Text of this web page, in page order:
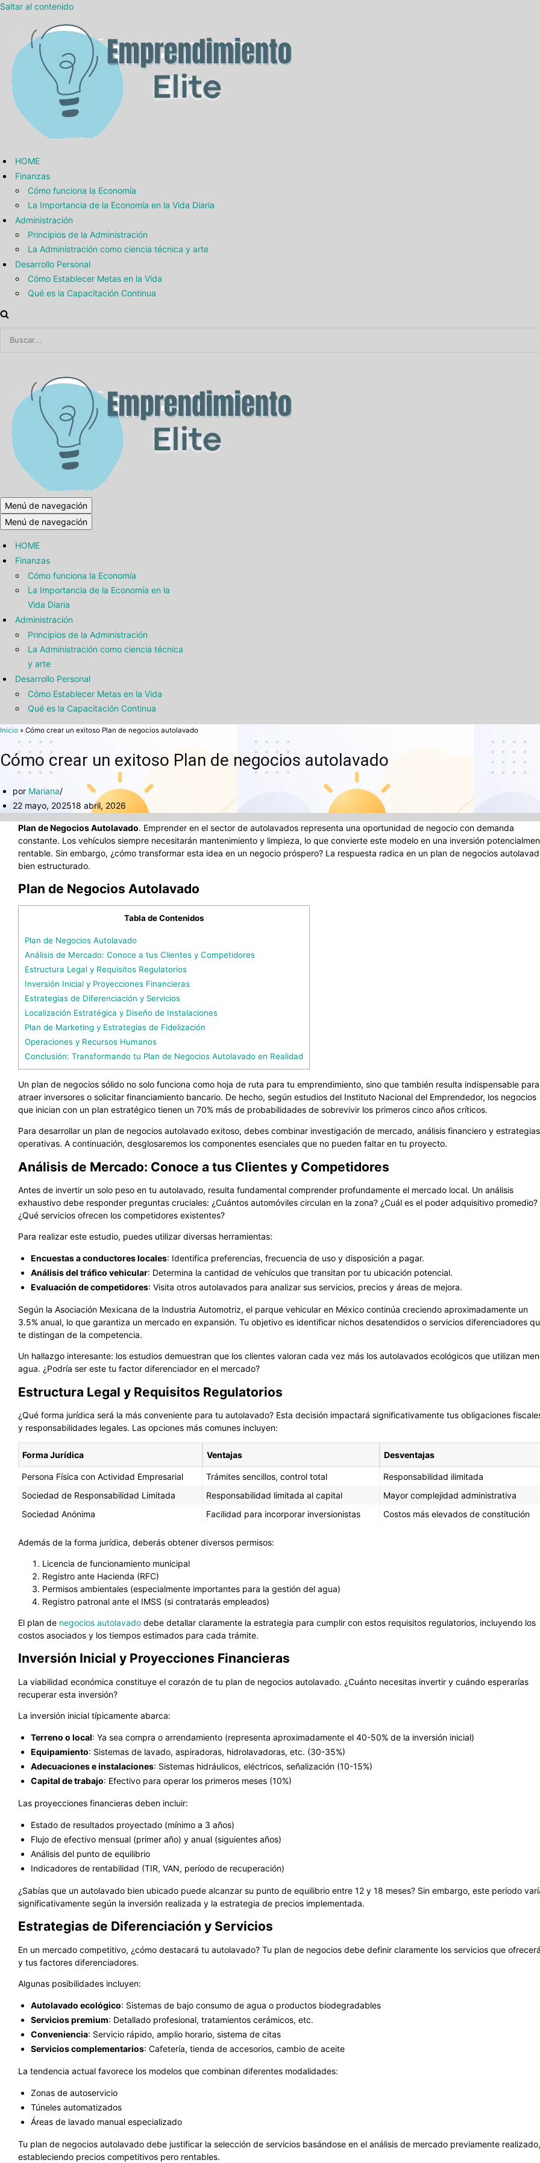
Saltar al contenido
HOME
Finanzas
Cómo funciona la Economía
La Importancia de la Economía en la Vida Diaria
Administración
Principios de la Administración
La Administración como ciencia técnica y arte
Desarrollo Personal
Cómo Establecer Metas en la Vida
Qué es la Capacitación Continua
Menú de navegación
Menú de navegación
HOME
Finanzas
Cómo funciona la Economía
La Importancia de la Economía en la
Vida Diaria
Administración
Principios de la Administración
La Administración como ciencia técnica
y arte
Desarrollo Personal
Cómo Establecer Metas en la Vida
Qué es la Capacitación Continua
Inicio » Cómo crear un exitoso Plan de negocios autolavado
Cómo crear un exitoso Plan de negocios autolavado
por Mariana
22 mayo, 202518 abril, 2026
Plan de Negocios Autolavado. Emprender en el sector de autolavados representa una oportunidad de negocio con demanda
constante. Los vehículos siempre necesitarán mantenimiento y limpieza, lo que convierte este modelo en una inversión
rentable. Sin embargo, ¿cómo transformar esta idea en un negocio próspero? La respuesta radica en un plan de negocios
bien estructurado.
Plan de Negocios Autolavado
Tabla de Contenidos
Plan de Negocios Autolavado
Análisis de Mercado: Conoce a tus Clientes y Competidores
Estructura Legal y Requisitos Regulatorios
Inversión Inicial y Proyecciones Financieras
Estrategias de Diferenciación y Servicios
Localización Estratégica y Diseño de Instalaciones
Plan de Marketing y Estrategias de Fidelización
Operaciones y Recursos Humanos
Conclusión: Transformando tu Plan de Negocios Autolavado en Realidad
Un plan de negocios sólido no solo funciona como hoja de ruta para tu emprendimiento, sino que también resulta indispensable para
atraer inversores o solicitar financiamiento bancario. De hecho, según estudios del Instituto Nacional del Emprendedor, los negocios
que inician con un plan estratégico tienen un 70% más de probabilidades de sobrevivir los primeros cinco años críticos.
Para desarrollar un plan de negocios autolavado exitoso, debes combinar investigación de mercado, análisis financiero y estrategias
operativas. A continuación, desglosaremos los componentes esenciales que no pueden faltar en tu proyecto.
Análisis de Mercado: Conoce a tus Clientes y Competidores
Antes de invertir un solo peso en tu autolavado, resulta fundamental comprender profundamente el mercado local. Un análisis
exhaustivo debe responder preguntas cruciales: ¿Cuántos automóviles circulan en la zona? ¿Cuál es el poder adquisitivo promedio?
¿Qué servicios ofrecen los competidores existentes?
Para realizar este estudio, puedes utilizar diversas herramientas:
Encuestas a conductores locales: Identifica preferencias, frecuencia de uso y disposición a pagar.
Análisis del tráfico vehicular: Determina la cantidad de vehículos que transitan por tu ubicación potencial.
Evaluación de competidores: Visita otros autolavados para analizar sus servicios, precios y áreas de mejora.
Según la Asociación Mexicana de la Industria Automotriz, el parque vehicular en México continúa creciendo aproximadamente un
3.5% anual, lo que garantiza un mercado en expansión. Tu objetivo es identificar nichos desatendidos o servicios diferenciadores
te distingan de la competencia.
Un hallazgo interesante: los estudios demuestran que los clientes valoran cada vez más los autolavados ecológicos que utilizan
agua. ¿Podría ser este tu factor diferenciador en el mercado?
Estructura Legal y Requisitos Regulatorios
¿Qué forma jurídica será la más conveniente para tu autolavado? Esta decisión impactará significativamente tus obligaciones
y responsabilidades legales. Las opciones más comunes incluyen:
Forma Jurídica Ventajas Desventajas
Persona Física con Actividad Empresarial Trámites sencillos, control total
Responsabilidad ilimitada
Sociedad de Responsabilidad Limitada
Responsabilidad limitada al capital
Mayor complejidad administrativa
Sociedad Anónima
Facilidad para incorporar inversionistas Costos más elevados de constitución
Además de la forma jurídica, deberás obtener diversos permisos:
Licencia de funcionamiento municipal
Registro ante Hacienda (RFC)
Permisos ambientales (especialmente importantes para la gestión del agua)
Registro patronal ante el IMSS (si contratarás empleados)
El plan de negocios autolavado debe detallar claramente la estrategia para cumplir con estos requisitos regulatorios, incluyendo los
costos asociados y los tiempos estimados para cada trámite.
Inversión Inicial y Proyecciones Financieras
La viabilidad económica constituye el corazón de tu plan de negocios autolavado. ¿Cuánto necesitas invertir y cuándo esperarías
recuperar esta inversión?
La inversión inicial típicamente abarca:
Terreno o local: Ya sea compra o arrendamiento (representa aproximadamente el 40-50% de la inversión inicial)
Equipamiento: Sistemas de lavado, aspiradoras, hidrolavadoras, etc. (30-35%)
Adecuaciones e instalaciones: Sistemas hidráulicos, eléctricos, señalización (10-15%)
Capital de trabajo: Efectivo para operar los primeros meses (10%)
Las proyecciones financieras deben incluir:
Estado de resultados proyectado (mínimo a 3 años)
Flujo de efectivo mensual (primer año) y anual (siguientes años)
Análisis del punto de equilibrio
Indicadores de rentabilidad (TIR, VAN, período de recuperación)
¿Sabías que un autolavado bien ubicado puede alcanzar su punto de equilibrio entre 12 y 18 meses? Sin embargo, este período
significativamente según la inversión realizada y la estrategia de precios implementada.
Estrategias de Diferenciación y Servicios
En un mercado competitivo, ¿cómo destacará tu autolavado? Tu plan de negocios debe definir claramente los servicios que
y tus factores diferenciadores.
Algunas posibilidades incluyen:
Autolavado ecológico: Sistemas de bajo consumo de agua o productos biodegradables
Servicios premium: Detallado profesional, tratamientos cerámicos, etc.
Conveniencia: Servicio rápido, amplio horario, sistema de citas
Servicios complementarios: Cafetería, tienda de accesorios, cambio de aceite
La tendencia actual favorece los modelos que combinan diferentes modalidades:
Zonas de autoservicio
Túneles automatizados
Áreas de lavado manual especializado
Tu plan de negocios autolavado debe justificar la selección de servicios basándose en el análisis de mercado previamente realizado,
estableciendo precios competitivos pero rentables.